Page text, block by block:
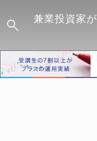
兼業投資家